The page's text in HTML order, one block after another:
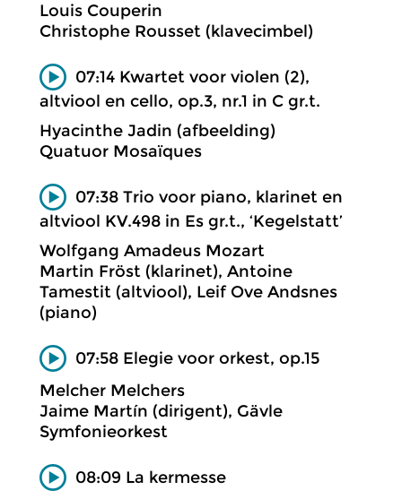
Louis Couperin
Christophe Rousset (klavecimbel)
07:14 Kwartet voor violen (2),
altviool en cello, op.3, nr.1 in C gr.t.
Hyacinthe Jadin (afbeelding)
Quatuor Mosaïques
07:38 Trio voor piano, klarinet en
altviool KV.498 in Es gr.t., ‘Kegelstatt’
Wolfgang Amadeus Mozart
Martin Fröst (klarinet), Antoine
Tamestit (altviool), Leif Ove Andsnes
(piano)
07:58 Elegie voor orkest, op.15
Melcher Melchers
Jaime Martín (dirigent), Gävle
Symfonieorkest
08:09 La kermesse